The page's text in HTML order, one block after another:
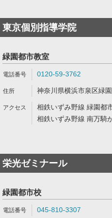
東京個別指導学院
緑園都市教室
0120-59-3762
神奈川県横浜市泉区緑
相鉄いずみ野線 緑園都
相鉄いずみ野線 南万騎
栄光ゼミナール
緑園都市校
045-810-3307